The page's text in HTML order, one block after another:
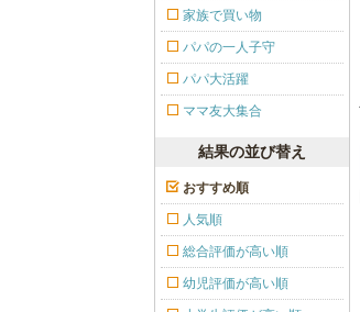
家族で買い物
パパの一人子守
パパ大活躍
ママ友大集合
結果の並び替え
おすすめ順
人気順
総合評価が高い順
幼児評価が高い順